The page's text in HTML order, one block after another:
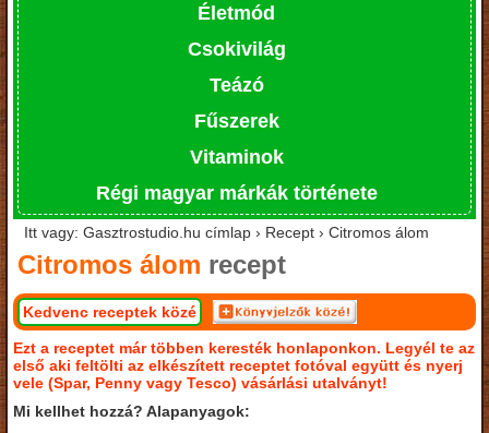
Életmód
Csokivilág
Teázó
Fűszerek
Vitaminok
Régi magyar márkák története
Itt vagy: Gasztrostudio.hu címlap › Recept › Citromos álom
Citromos álom recept
Kedvenc receptek közé
Ezt a receptet már többen keresték honlaponkon. Legyél te az
első aki feltölti az elkészített receptet fotóval együtt és nyerj
vele (Spar, Penny vagy Tesco) vásárlási utalványt!
Mi kellhet hozzá? Alapanyagok: